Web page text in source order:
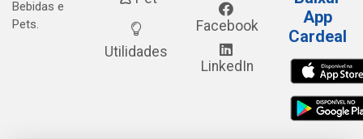
Bebidas e
Pets.
Utilidades
Facebook
LinkedIn
App
Cardeal